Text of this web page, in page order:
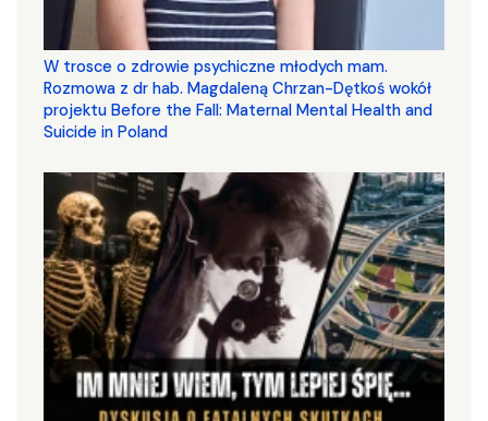
W trosce o zdrowie psychiczne młodych mam.
Rozmowa z dr hab. Magdaleną Chrzan-Dętkoś wokół
projektu Before the Fall: Maternal Mental Health and
Suicide in Poland